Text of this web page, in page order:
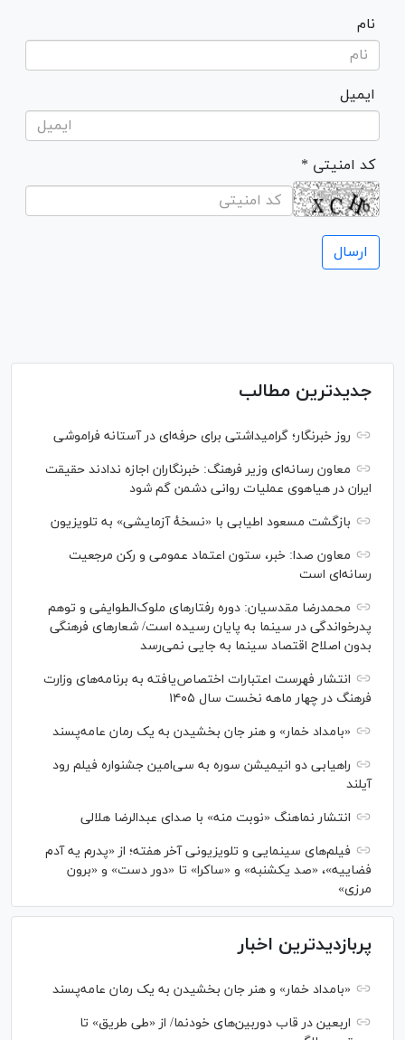
نام
ایمیل
* کد امنیتی
جدیدترین مطالب
روز خبرنگار؛ گرامیداشتی برای حرفه‌ای در آستانه فراموشی
معاون رسانه‌ای وزیر فرهنگ: خبرنگاران اجازه ندادند حقیقت
ایران در هیاهوی عملیات روانی دشمن گم شود
بازگشت مسعود اطیابی با «نسخهٔ آزمایشی» به تلویزیون
معاون صدا: خبر، ستون اعتماد عمومی و رکن مرجعیت
رسانه‌ای است
محمدرضا مقدسیان: دوره رفتارهای ملوک‌الطوایفی و توهم
پدرخواندگی در سینما به پایان رسیده است/ شعارهای فرهنگی
بدون اصلاح اقتصاد سینما به جایی نمی‌رسد
انتشار فهرست اعتبارات اختصاص‌یافته به برنامه‌های وزارت
فرهنگ در چهار ماهه نخست سال ۱۴۰۵
«بامداد خمار» و هنر جان بخشیدن به یک رمان عامه‌پسند
راهیابی دو انیمیشن سوره به سی‌امین جشنواره فیلم رود
آیلند
انتشار نماهنگ «نوبت منه» با صدای عبدالرضا هلالی
فیلم‌های سینمایی و تلویزیونی آخر هفته؛ از «پدرم یه آدم
فضاییه»، «صد یکشنبه» و «ساکرا» تا «دور دست» و «برون
مرزی»
پربازدیدترین اخبار
«بامداد خمار» و هنر جان بخشیدن به یک رمان عامه‌پسند
اربعین در قاب دوربین‌های خودنما/ از «طی طریق» تا